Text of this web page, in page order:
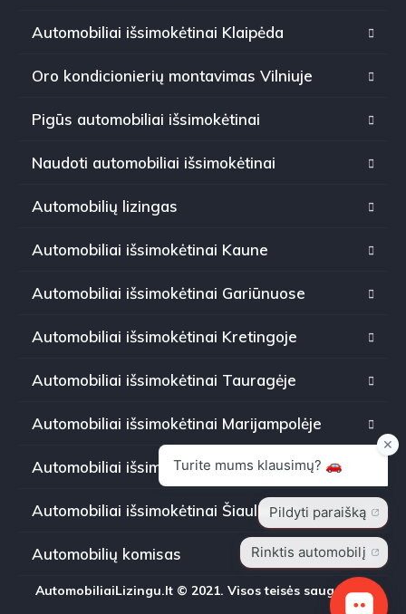
Automobiliai išsimokėtinai Klaipėda
Oro kondicionierių montavimas Vilniuje
Pigūs automobiliai išsimokėtinai
Naudoti automobiliai išsimokėtinai
Automobilių lizingas
Automobiliai išsimokėtinai Kaune
Automobiliai išsimokėtinai Gariūnuose
Automobiliai išsimokėtinai Kretingoje
Automobiliai išsimokėtinai Tauragėje
Automobiliai išsimokėtinai Marijampolėje
Automobiliai išsimokėtinai Panevėžyje
Automobiliai išsimokėtinai Šiauliuose
Automobilių komisas
AutomobiliaiLizingu.lt © 2021. Visos teisės saugomos.